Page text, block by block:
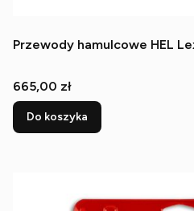
Przewody hamulcowe HEL
Cena
665,00 zł
Do koszyka